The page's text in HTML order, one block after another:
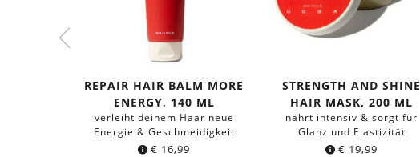
REPAIR HAIR BALM MORE
ENERGY, 140 ML
verleiht deinem Haar neue
Energie & Geschmeidigkeit
€ 16,99
STRENGTH AND SHINE
HAIR MASK, 200 ML
nährt intensiv & sorgt für
Glanz und Elastizität
€ 19,99